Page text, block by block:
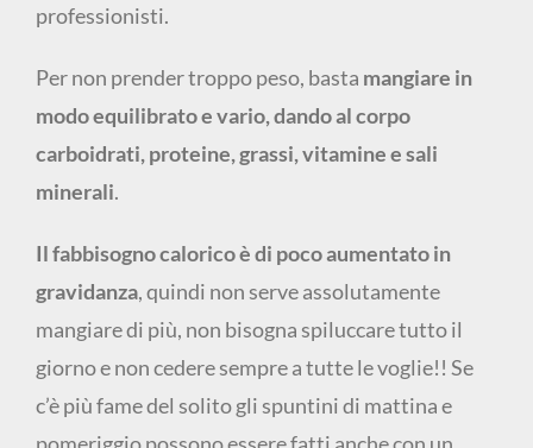
professionisti.
Per non prender troppo peso, basta mangiare in
modo equilibrato e vario, dando al corpo
carboidrati, proteine, grassi, vitamine e sali
minerali.
Il fabbisogno calorico è di poco aumentato in
gravidanza, quindi non serve assolutamente
mangiare di più, non bisogna spiluccare tutto il
giorno e non cedere sempre a tutte le voglie!! Se
c’è più fame del solito gli spuntini di mattina e